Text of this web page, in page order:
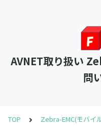
AVNET取り扱い
問
TOP Zebra-EMC(モバイ